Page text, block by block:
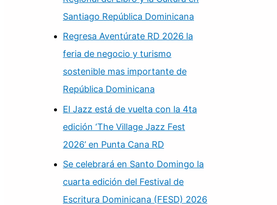
Santiago República Dominicana
Regresa Aventúrate RD 2026 la
feria de negocio y turismo
sostenible mas importante de
República Dominicana
El Jazz está de vuelta con la 4ta
edición ‘The Village Jazz Fest
2026’ en Punta Cana RD
Se celebrará en Santo Domingo la
cuarta edición del Festival de
Escritura Dominicana (FESD) 2026